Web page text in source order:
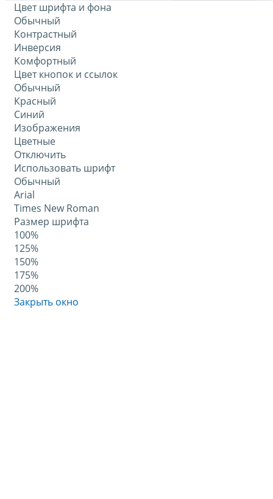
Цвет шрифта и фона
Обычный
Контрастный
Инверсия
Комфортный
Цвет кнопок и ссылок
Обычный
Красный
Синий
Изображения
Цветные
Отключить
Использовать шрифт
Обычный
Arial
Times New Roman
Размер шрифта
100%
125%
150%
175%
200%
Закрыть окно